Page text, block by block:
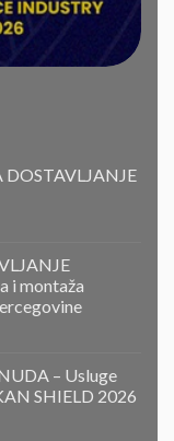
i montaža
– Usluge
SHIELD 2026